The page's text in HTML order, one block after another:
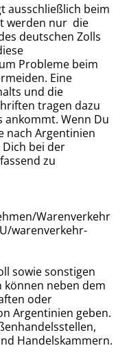
ausschließlich beim
werden nur die
deutschen Zolls
Probleme beim
Eine
und die
tragen dazu
ankommt. Wenn Du
nach Argentinien
bei der
zu
Warenverkehr
warenverkehr-
sowie sonstigen
neben dem
oder
Argentinien geben.
Handelskammern.